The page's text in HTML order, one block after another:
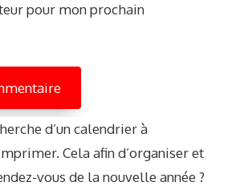
pour mon prochain
d’un calendrier à
Cela afin d’organiser et
vous de la nouvelle année ?